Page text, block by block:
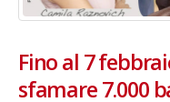
Fino al 7
sfamare 7.000